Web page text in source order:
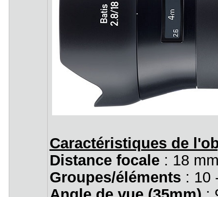
Caractéristiques de
Distance focale: 18
Groupes/éléments : 10